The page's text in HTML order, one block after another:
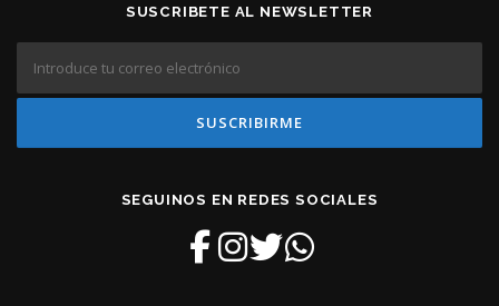
SUSCRIBETE AL NEWSLETTER
SEGUINOS EN REDES SOCIALES